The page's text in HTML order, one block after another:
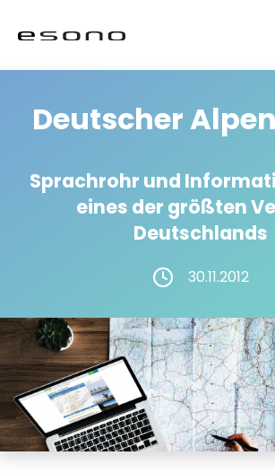
Deutscher
Sprachrohr und
eines der größten
Deutschlands
30.11.2012